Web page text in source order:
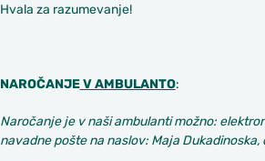
Hvala za razumevanje!
NAROČANJEV AMBULANTO:
Naročanje je v naši ambulanti možno:
navadne pošte na naslov: Maja